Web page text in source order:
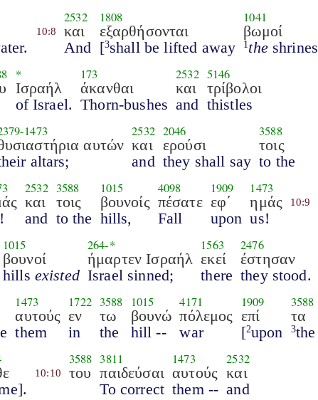
10:8
2532
και
And
1808
εξαρθήσονται
[3shall be lifted away
1041
βωμοί
1 theshrines
*
Ισραήλ
of Israel.
173
άκανθαι
Thorn-bushes
2532
και
and
5146
τρίβολοι
thistles
-1473
αυτών
altars;
2532
και
and
2046
ερούσι
they shall say
3588
τοις
to the
2532
και
and
3588
τοις
to the
1015
βουνοίς
hills,
4098
πέσατε
Fall
1909
εφ΄
upon
1473
ημάς
us!
10:9
1015
βουνοί
hills existed
264-*
ήμαρτεν Ισραήλ
Israel sinned;
1563
εκεί
there
2476
έστησαν
they stood.
1473
αυτούς
them
1722
εν
in
3588
τω
the
1015
βουνώ
hill --
4171
πόλεμος
war
1909
επί
[2upon
3588
τα
3the
10:10
3588
του
3811
παιδεύσαι
To correct
1473
αυτούς
them --
2532
και
and